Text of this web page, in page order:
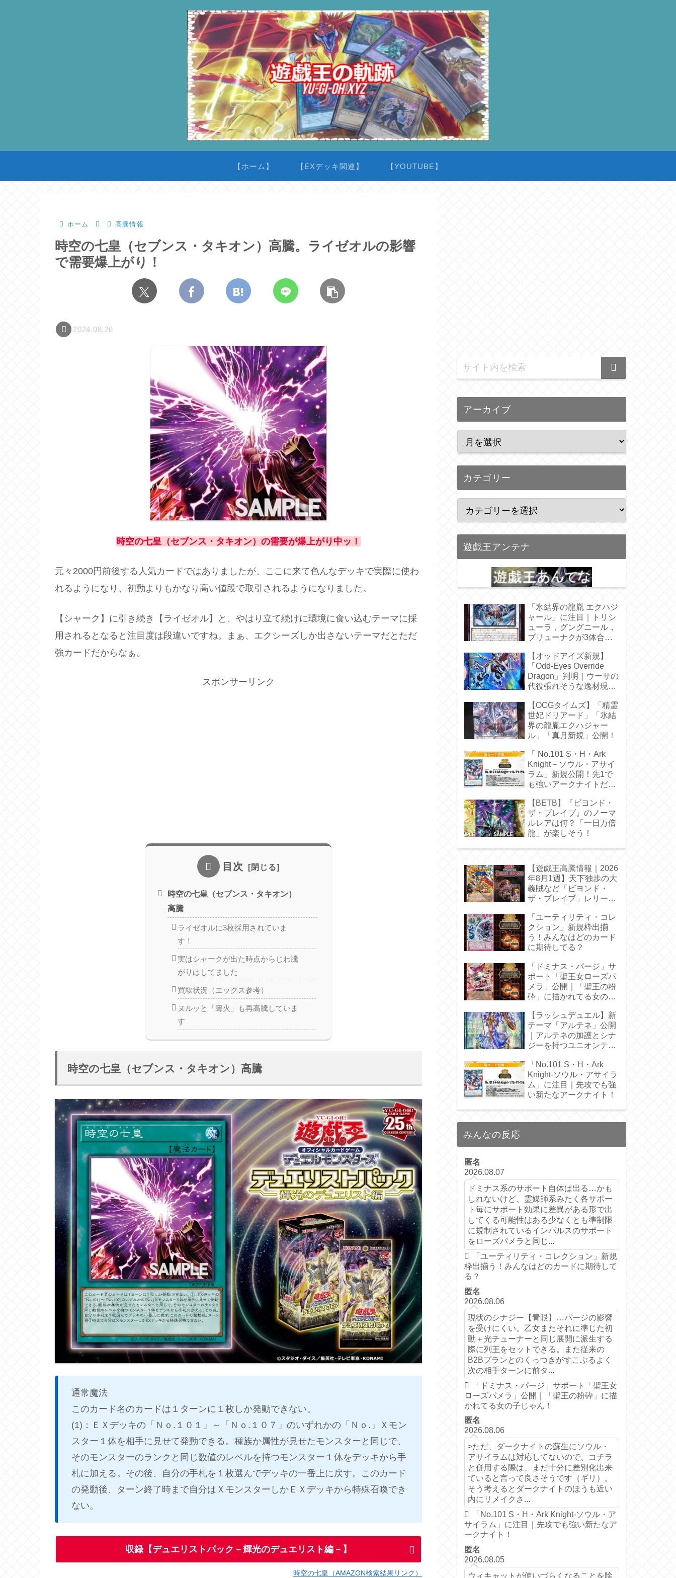
【ホーム】 【EXデッキ関連】 【YOUTUBE】
ホーム 高騰情報
時空の七皇（セブンス・タキオン）高騰。ライゼオルの影響
で需要爆上がり！
2024.08.26
時空の七皇（セブンス・タキオン）の需要が爆上がり中ッ！
元々2000円前後する人気カードではありましたが、ここに来て色んなデッキで実際に使わ
れるようになり、初動よりもかなり高い値段で取引されるようになりました。
【シャーク】に引き続き【ライゼオル】と、やはり立て続けに環境に食い込むテーマに採
用されるとなると注目度は段違いですね。まぁ、エクシーズしか出さないテーマだとただ
強カードだからなぁ。
スポンサーリンク
目次
時空の七皇（セブンス・タキオン）
高騰
ライゼオルに3枚採用されていま
す！
実はシャークが出た時点からじわ騰
がりはしてました
買取状況（エックス参考）
ヌルッと「篝火」も再高騰していま
す
時空の七皇（セブンス・タキオン）高騰
通常魔法
このカード名のカードは１ターンに１枚しか発動できない。
(1)：ＥＸデッキの「Ｎｏ.１０１」～「Ｎｏ.１０７」のいずれかの「Ｎｏ.」Ｘモン
スター１体を相手に見せて発動できる。種族か属性が見せたモンスターと同じで、
そのモンスターのランクと同じ数値のレベルを持つモンスター１体をデッキから手
札に加える。その後、自分の手札を１枚選んでデッキの一番上に戻す。このカード
の発動後、ターン終了時まで自分はＸモンスターしかＥＸデッキから特殊召喚でき
ない。
収録【デュエリストパック－輝光のデュエリスト編－】
時空の七皇（AMAZON検索結果リンク）
アーカイブ
カテゴリー
遊戯王アンテナ
「氷結界の龍胤 エクハジ
ャール」に注目｜トリシ
ューラ，グングニール，
ブリューナクが3体合
【オッドアイズ新規】
「Odd-Eyes Override
Dragon」判明｜ウーサの
代役張れそうな逸材現
【OCGタイムズ】「精霊
世妃ドリアード」「氷結
界の龍胤エクハジャー
ル」「真月新規」公開！
「 No.101 S・H・Ark
Knight－ソウル・アサイ
ラム」新規公開！先1で
も強いアークナイトだ
【BETB】『ビヨンド・
ザ・ブレイブ』のノーマ
ルレアは何？「一日万倍
龍」が楽しそう！
【遊戯王高騰情報｜2026
年8月1週】天下独歩の大
義賊など「ビヨンド・
ザ・ブレイブ」レリーフ
「ユーティリティ・コレ
クション」新規枠出揃
う！みんなはどのカード
に期待してる？
「ドミナス・パージ」サ
ポート「聖王女ローズパ
メラ」公開｜「聖王の粉
砕」に描かれてる女の子
【ラッシュデュエル】新
テーマ「アルテネ」公開
｜アルテネの加護とシナ
ジーを持つユニオンテー
「No.101 S・H・Ark
Knight-ソウル・アサイラ
ム」に注目｜先攻でも強
い新たなアークナイト！
みんなの反応
匿名
2026.08.07
ドミナス系のサポート自体は出る…かも
しれないけど、霊媒師系みたく各サポー
ト毎にサポート効果に差異がある形で出
してくる可能性はある少なくとも準制限
に規制されているインパルスのサポート
をローズパメラと同じ...
「ユーティリティ・コレクション」新規
枠出揃う！みんなはどのカードに期待して
る？
匿名
2026.08.06
現状のシナジー【青眼】…パージの影響
を受けにくい。乙女またそれに準じた初
動＋光チューナーと同じ展開に派生する
際に列王をセットできる。また従来の
B2Bプランとのくっつきがすこぶるよく
次の相手ターンに前タ...
「ドミナス・パージ」サポート「聖王女
ローズパメラ」公開｜「聖王の粉砕」に描
かれてる女の子じゃん！
匿名
2026.08.06
>ただ、ダークナイトの蘇生にソウル・
アサイラムは対応してないので、コチラ
と併用する際は、まだ十分に差別化出来
ていると言って良さそうです（ギリ）。
そう考えるとダークナイトのほうも近い
内にリメイクさ...
「No.101 S・H・Ark Knight-ソウル・ア
サイラム」に注目｜先攻でも強い新たなア
ークナイト！
匿名
2026.08.05
ウィキャットが使いづらくなることを除